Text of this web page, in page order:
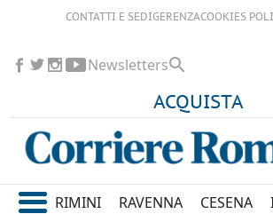
CONTATTI E SEDIGERENZACOOKIES
ACQUISTA
Newsletters
RIMINI RAVENNA CESENA